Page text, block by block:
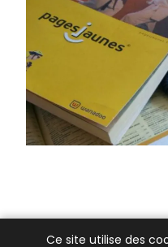
Ce site utilise des